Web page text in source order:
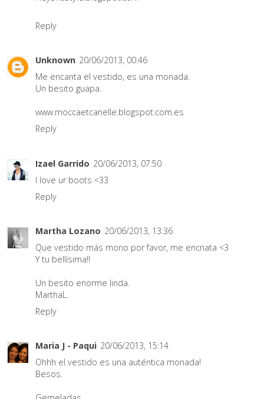
Reply
Unknown 20/06/2013, 00:46
Me encanta el vestido, es una monada.
Un besito guapa.
www.moccaetcanelle.blogspot.com.es
Reply
Izael Garrido 20/06/2013, 07:50
I love ur boots <33
Reply
Martha Lozano 20/06/2013, 13:36
Que vestido más mono por favor, me encnata <3
Y tu bellísima!!
Un besito enorme linda.
MarthaL.
Reply
Maria J - Paqui 20/06/2013, 15:14
Ohhh el vestido es una auténtica monada!
Besos.